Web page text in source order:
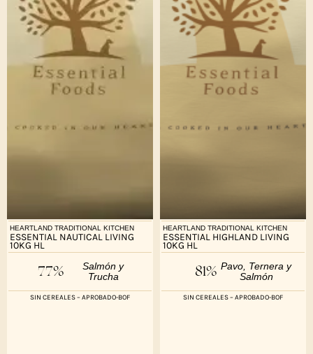
HEARTLAND TRADITIONAL KITCHEN
ESSENTIAL NAUTICAL LIVING
10KG HL
77%
Salmón y
Trucha
SIN CEREALES – APROBADO-BOF
HEARTLAND TRADITIONAL KITCHEN
ESSENTIAL HIGHLAND LIVING
10KG HL
81% Pavo, Ternera y
Salmón
SIN CEREALES – APROBADO-BOF